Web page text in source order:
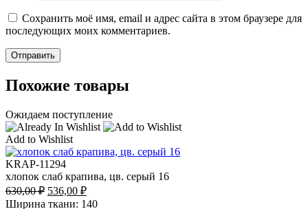
Сохранить моё имя, email и адрес сайта в этом браузере для
последующих моих комментариев.
Похожие товары
Ожидаем поступление
Add to Wishlist
KRAP-11294
хлопок слаб крапива, цв. серый 16
630,00₽ Первоначальная
цена
536,00 ₽Текущая
цена:
Ширина ткани: 140